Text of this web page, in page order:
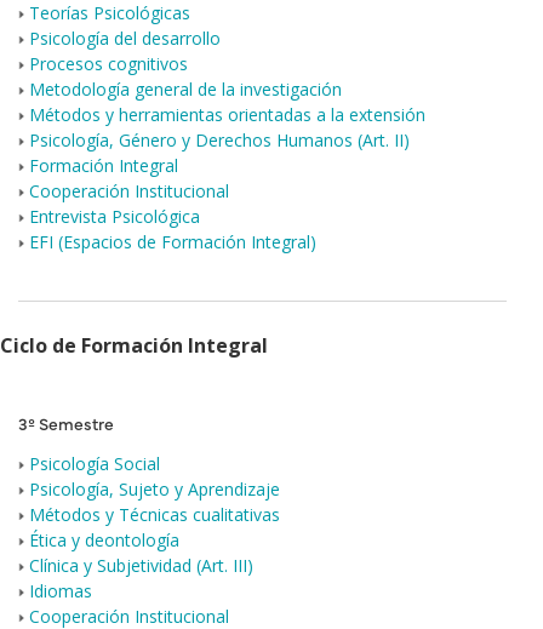
Teorías Psicológicas
Psicología del desarrollo
Procesos cognitivos
Metodología general de la investigación
Métodos y herramientas orientadas a la extensión
Psicología, Género y Derechos Humanos (Art. II)
Formación Integral
Cooperación Institucional
Entrevista Psicológica
EFI (Espacios de Formación Integral)
Ciclo de Formación Integral
3º Semestre
Psicología Social
Psicología, Sujeto y Aprendizaje
Métodos y Técnicas cualitativas
Ética y deontología
Clínica y Subjetividad (Art. III)
Idiomas
Cooperación Institucional